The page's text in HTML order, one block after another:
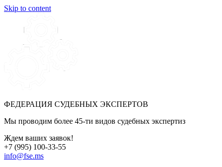
Skip to content
ФЕДЕРАЦИЯ СУДЕБНЫХ ЭКСПЕРТОВ
Мы проводим более 45-ти видов судебных экспертиз
Ждем ваших заявок!
+7 (995) 100-33-55
info@fse.ms